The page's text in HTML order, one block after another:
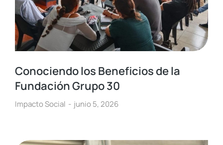
Conociendo los Beneficios de la
Fundación Grupo 30
Impacto Social junio 5, 2026